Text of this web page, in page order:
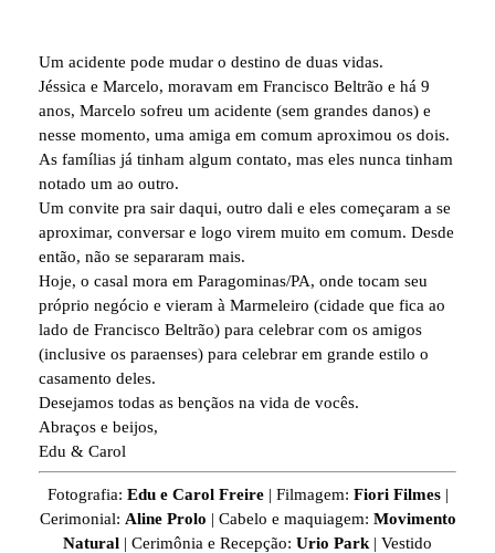
Um acidente pode mudar o destino de duas vidas.
Jéssica e Marcelo, moravam em Francisco Beltrão e há 9
anos, Marcelo sofreu um acidente (sem grandes danos) e
nesse momento, uma amiga em comum aproximou os dois.
As famílias já tinham algum contato, mas eles nunca tinham
notado um ao outro.
Um convite pra sair daqui, outro dali e eles começaram a se
aproximar, conversar e logo virem muito em comum. Desde
então, não se separaram mais.
Hoje, o casal mora em Paragominas/PA, onde tocam seu
próprio negócio e vieram à Marmeleiro (cidade que fica ao
lado de Francisco Beltrão) para celebrar com os amigos
(inclusive os paraenses) para celebrar em grande estilo o
casamento deles.
Desejamos todas as bençãos na vida de vocês.
Abraços e beijos,
Edu & Carol
Fotografia: Edu e Carol Freire| Filmagem: Fiori Filmes|
Cerimonial: Aline Prolo | Cabelo e maquiagem: Movimento
Natural | Cerimônia e Recepção: Urio Park | Vestido